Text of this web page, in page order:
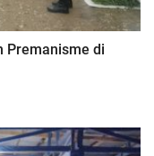
Premanisme di